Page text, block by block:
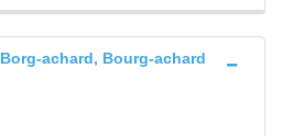
achard, Bourg-achard